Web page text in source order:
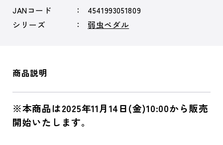
JANコード
4541993051809
シリーズ
弱虫ペダル
商品説明
※本商品は2025年11月14日(金)10:00から販売
開始いたします。